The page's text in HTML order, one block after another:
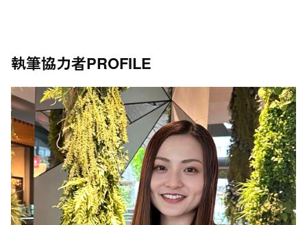
執筆協力者PROFILE